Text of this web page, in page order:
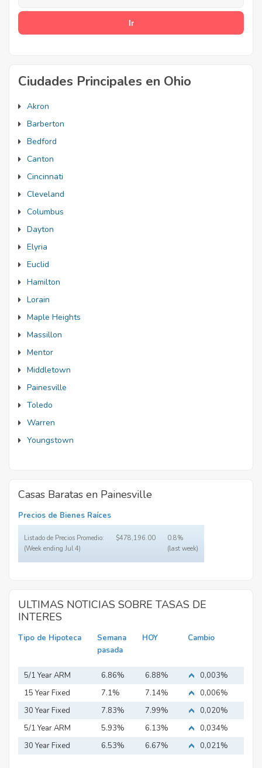
Ciudades Principales en Ohio
Akron
Barberton
Bedford
Canton
Cincinnati
Cleveland
Columbus
Dayton
Elyria
Euclid
Hamilton
Lorain
Maple Heights
Massillon
Mentor
Middletown
Painesville
Toledo
Warren
Youngstown
Casas Baratas en Painesville
Precios de Bienes Raíces
Listado de Precios Promedio:
(Week ending Jul 4)
$478,196.00
0.8%
(last week)
ULTIMAS NOTICIAS SOBRE TASAS DE
INTERES
Tipo de Hipoteca
Semana
pasada
HOY Cambio
5/1 Year ARM 6.86% 6.88%
0,003%
15 Year Fixed
Mortgage
7.1% 7.14%
0,006%
30 Year Fixed
Mortgage
7.83% 7.99%
0,020%
5/1 Year ARM
5.93% 6.13%
0,034%
30 Year Fixed
6.53% 6.67% 0,021%